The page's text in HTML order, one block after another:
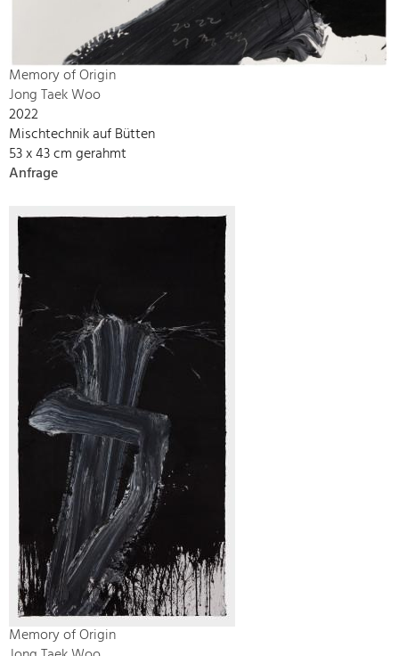
Memory of Origin
Jong Taek Woo
2022
Mischtechnik auf Bütten
53 x 43 cm gerahmt
Anfrage
Memory of Origin